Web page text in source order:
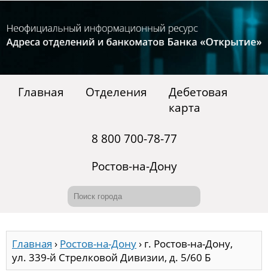
Главная Отделения
Дебетовая
карта
8 800 700-78-77
Ростов-на-Дону
Главная › Ростов-на-Дону› г. Ростов-на-Дону,
ул. 339-й Стрелковой Дивизии, д. 5/60 Б